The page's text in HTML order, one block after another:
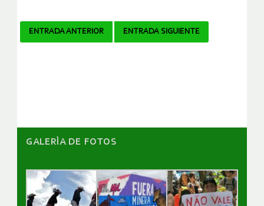
Navegador
ENTRADA ANTERIOR ENTRADA SIGUIENTE
GALERÌA DE FOTOS